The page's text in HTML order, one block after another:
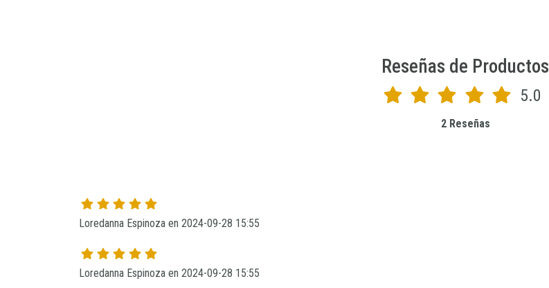
Reseñas de Productos
5.0
2 Reseñas
Loredanna Espinoza en 2024-09-28 15:55
Loredanna Espinoza en 2024-09-28 15:55